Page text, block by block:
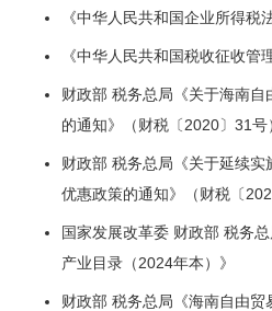
《中华人民共和国企业所得税
《中华人民共和国税收征收管
财政部 税务总局《关于海南
的通知》（财税〔2020〕31号
财政部 税务总局《关于延续
优惠政策的通知》（财税〔
国家发展改革委 财政部 税务
产业目录（2024年本）》
财政部 税务总局《海南自由